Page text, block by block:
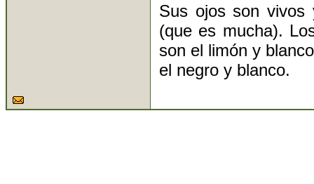
Sus ojos son vivos
(que es mucha).
son el limón y
el negro y blanco.